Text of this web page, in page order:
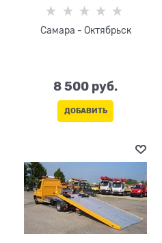
Самара - Октябрьск
8 500 руб.
ДОБАВИТЬ